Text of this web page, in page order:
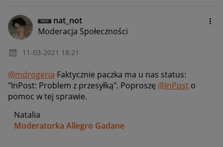
nat_not
Moderacja Społeczności
‎11-03-2021 18:21
@mdrogeria Faktycznie paczka ma u nas status:
"InPost: Problem z przesyłką". Poproszę @InPost o
pomoc w tej sprawie.
Natalia
Moderatorka Allegro Gadane